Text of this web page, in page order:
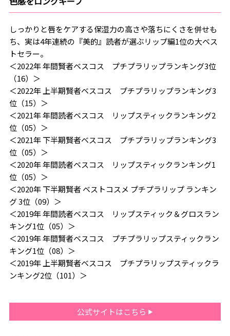
しっかりと唇をケアする保湿力の高さや落ちにくさを併せも
ち、実は4年連続の『美的』読者が選ぶリップ編1位の大ベス
トセラー。
＜2022年 年間賢者ベスコス プチプラリップランキング3位
（16）＞
＜2022年 上半期賢者ベスコス プチプラリップランキング3
位（15）＞
＜2021年 年間読者ベスコス リップスティックランキング2
位（05）＞
＜2021年 下半期賢者ベスコス プチプラリップランキング3
位（05）＞
＜2020年 年間読者ベスコス リップスティックランキング1
位（05）＞
＜2020年 下半期賢者 ベストコスメ プチプラリップ ランキン
グ 3位（09）＞
＜2019年 年間読者ベスコス リップスティック＆グロスラン
キング1位（05）＞
＜2019年 年間賢者ベスコス プチプラリップスティックラン
キング1位（08）＞
＜2019年 上半期賢者ベスコス プチプラリップスティックラ
ンキング2位（101）＞
公式サイトはこちら